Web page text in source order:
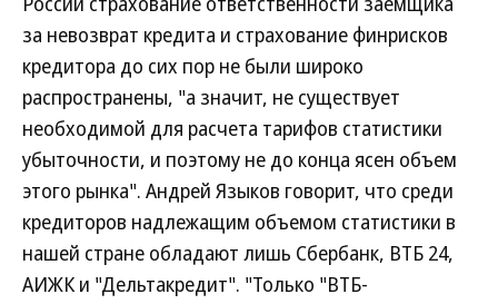
за невозврат кредита и страхование финрисков
кредитора до сих пор не были широко
распространены, "а значит, не существует
необходимой для расчета тарифов статистики
убыточности, и поэтому не до конца ясен объем
этого рынка". Андрей Языков говорит, что среди
кредиторов надлежащим объемом статистики в
нашей стране обладают лишь Сбербанк, ВТБ 24,
АИЖК и "Дельтакредит". "Только "ВТБ-